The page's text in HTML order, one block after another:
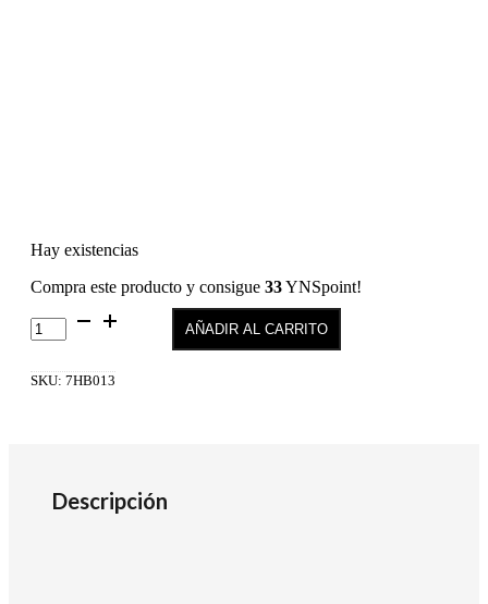
Hay existencias
Compra este producto y consigue 33YNSpoint!
INFINITE
PRO
cantidad
AÑADIR AL CARRITO
SKU: 7HB013
Descripción